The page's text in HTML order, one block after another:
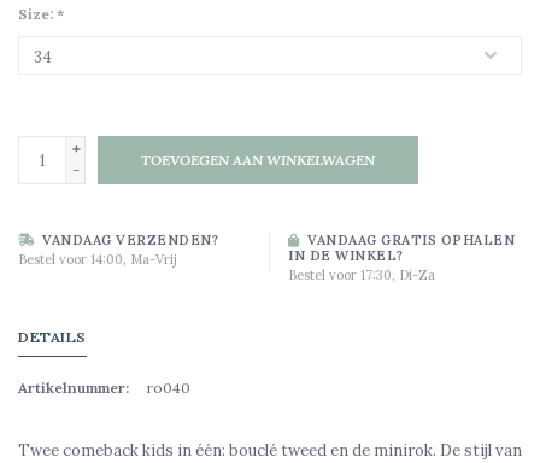
Size: *
+
-
TOEVOEGEN AAN WINKELWAGEN
VANDAAG VERZENDEN?
Bestel voor 14:00, Ma-Vrij
VANDAAG GRATIS OPHALEN
IN DE WINKEL?
Bestel voor 17:30, Di-Za
DETAILS
Artikelnummer: ro040
Twee comeback kids in één: bouclé tweed en de minirok. De stijl van